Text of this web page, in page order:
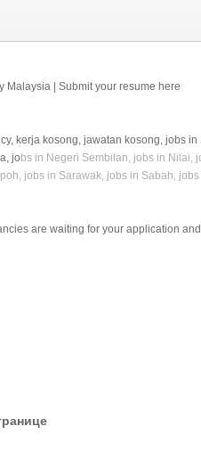
Malaysia | Submit your resume here
kerja kosong, jawatan kosong, jobs
jo bs in Negeri Sembilan, jobs in Nilai,
jobs in Sarawak, jobs in Sabah,
are waiting for your application